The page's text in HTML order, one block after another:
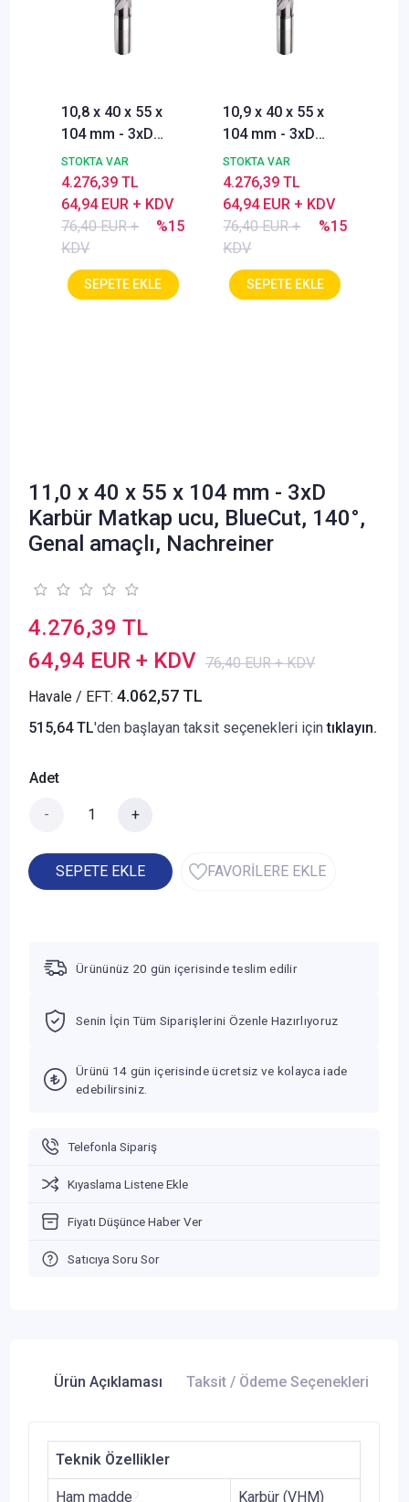
10,8 x 40 x 55 x
104 mm - 3xD
Karbür Matkap
ucu, BlueCut,
140°, Genal
amaçlı,
Nachreiner
STOKTA VAR
76,40 EUR +
KDV
%15
64,94 EUR + KDV
4.276,39 TL
10,9 x 40 x 55 x
104 mm - 3xD
Karbür Matkap
ucu, BlueCut,
140°, Genal
amaçlı,
Nachreiner
STOKTA VAR
76,40 EUR +
KDV
%15
64,94 EUR + KDV
4.276,39 TL
11,0 x 40 x 55 x 104 mm - 3xD
Karbür Matkap ucu, BlueCut, 140°,
Genal amaçlı, Nachreiner
4.276,39 TL
64,94 EUR + KDV 76,40 EUR + KDV
Havale / EFT: 4.062,57 TL
515,64 TL'den başlayan taksit seçenekleri içintıklayın.
Adet
- +
SEPETE EKLE FAVORİLERE EKLE
Ürününüz 20 gün içerisinde teslim edilir
Senin İçin Tüm Siparişlerini Özenle Hazırlıyoruz
Ürünü 14 gün içerisinde ücretsiz ve kolayca iade
edebilirsiniz.
Telefonla Sipariş
Kıyaslama Listene Ekle
Fiyatı Düşünce Haber Ver
Satıcıya Soru Sor
Ürün Açıklaması Taksit / Ödeme Seçenekleri
Teknik Özellikler
Ham madde Karbür (VHM)